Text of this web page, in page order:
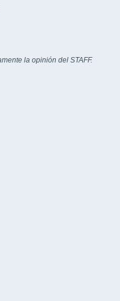
la opinión del STAFF.